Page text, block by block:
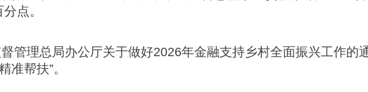
点。
管理总局办公厅关于做好2026年金融支持乡村全面振兴工作的
帮扶”。